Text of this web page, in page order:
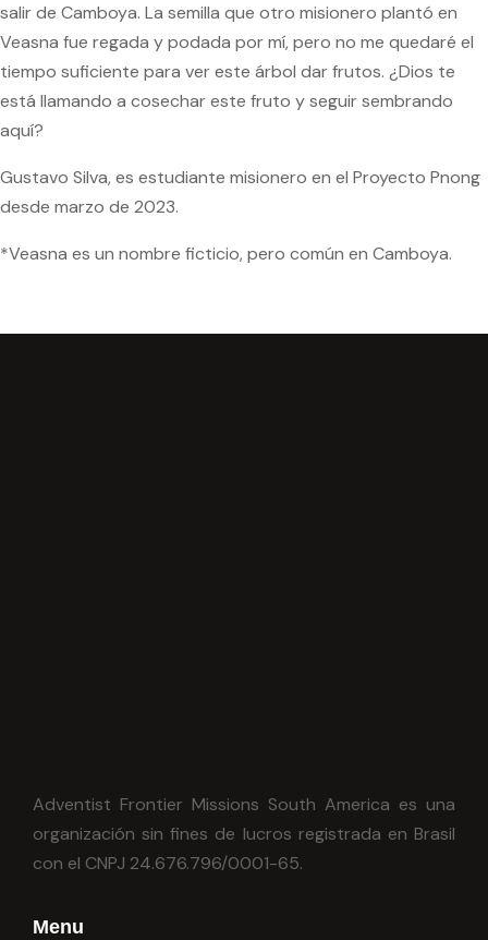
salir de Camboya. La semilla que otro misionero plantó en
Veasna fue regada y podada por mí, pero no me quedaré el
tiempo suficiente para ver este árbol dar frutos. ¿Dios te
está llamando a cosechar este fruto y seguir sembrando
aquí?
Gustavo Silva, es estudiante misionero en el Proyecto Pnong
desde marzo de 2023.
*Veasna es un nombre ficticio, pero común en Camboya.
Adventist Frontier Missions South America es una
organización sin fines de lucros registrada en Brasil
con el CNPJ 24.676.796/0001-65.
Menu